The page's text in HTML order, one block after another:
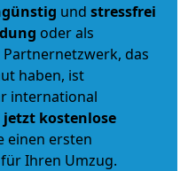
und stressfrei
oder als
Partnernetzwerk, das
haben, ist
international
jetzt kostenlose
einen ersten
Ihren Umzug.